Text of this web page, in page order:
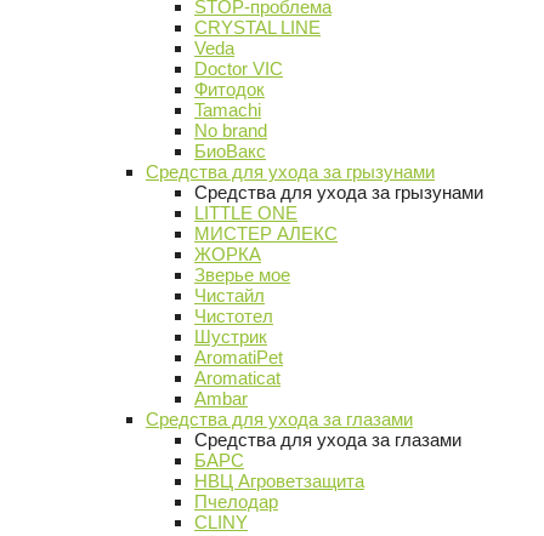
STOP-проблема
CRYSTAL LINE
Veda
Doctor VIC
Фитодок
Tamachi
No brand
БиоВакс
Средства для ухода за грызунами
Средства для ухода за грызунами
LITTLE ONE
МИСТЕР АЛЕКС
ЖОРКА
Зверье мое
Чистайл
Чистотел
Шустрик
AromatiPet
Aromaticat
Ambar
Средства для ухода за глазами
Средства для ухода за глазами
БАРС
НВЦ Агроветзащита
Пчелодар
CLINY